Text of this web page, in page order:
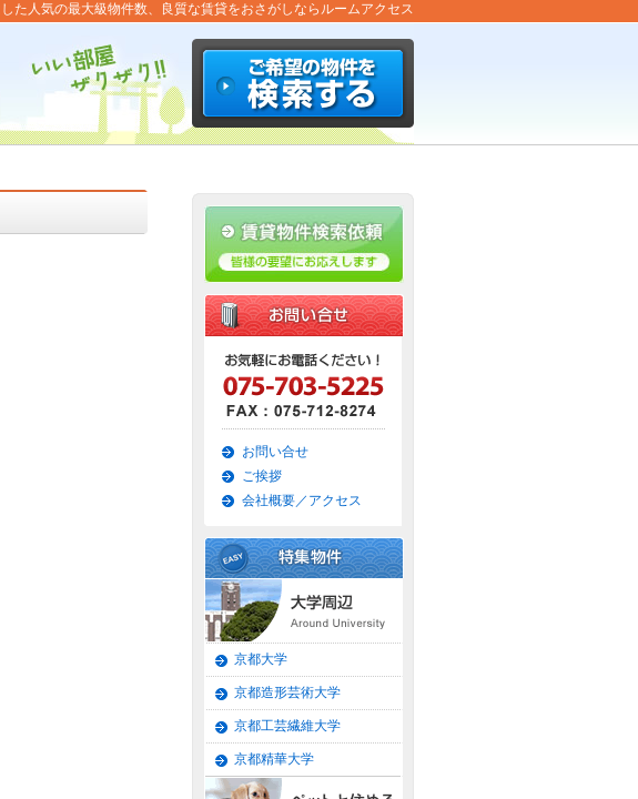
た人気の最大級物件数、良質な賃貸をおさがしならルームアクセス
お問い合せ
ご挨拶
会社概要／アクセス
京都大学
京都造形芸術大学
京都工芸繊維大学
京都精華大学